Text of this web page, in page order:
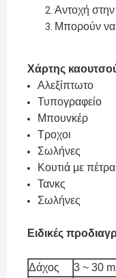
Αντοχή
Μπορούν
Χάρτης
Αλεξίπτωτο
Τυπογραφείο
Μπουvκέρ
Τροχοι
Σωλήνες
Κουτιά με πέτρα
Τανκς
Σωλήνες
Ειδικές
Δάχος
3 ~ 30